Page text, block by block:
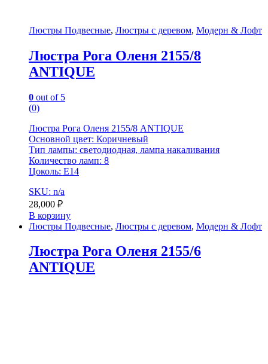
Люстры Подвесные, Люстры с деревом, Модерн & Лофт
Люстра Рога Оленя 2155/8
ANTIQUE
0 out of 5
(0)
Люстра Рога Оленя 2155/8 ANTIQUE
Основной цвет: Коричневый
Тип лампы: светодиодная, лампа накаливания
Количество ламп: 8
Цоколь: Е14
SKU: n/a
28,000 ₽
В корзину
Люстры Подвесные, Люстры с деревом, Модерн & Лофт
Люстра Рога Оленя 2155/6
ANTIQUE